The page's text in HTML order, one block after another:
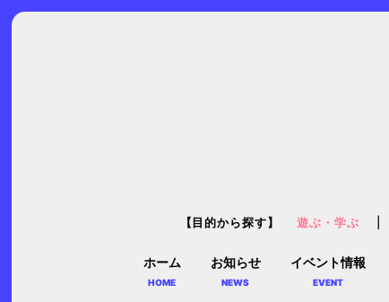
ホーム
HOME
お知らせ
NEWS
イベント情報
EVENT
【目的から探す】 遊ぶ・学ぶ